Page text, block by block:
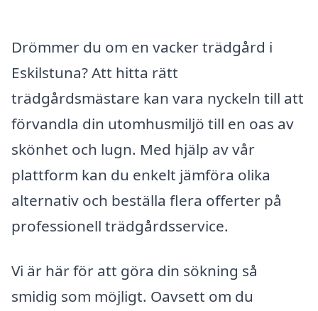
Drömmer du om en vacker trädgård i
Eskilstuna? Att hitta rätt
trädgårdsmästare kan vara nyckeln till att
förvandla din utomhusmiljö till en oas av
skönhet och lugn. Med hjälp av vår
plattform kan du enkelt jämföra olika
alternativ och beställa flera offerter på
professionell trädgårdsservice.
Vi är här för att göra din sökning så
smidig som möjligt. Oavsett om du